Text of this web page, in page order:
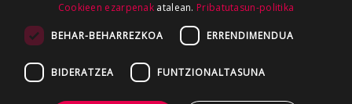
Cookieen ezarpenak atalean. Pribatutasun-politika
BEHAR-BEHARREZKOA ERRENDIMENDUA
BIDERATZEA FUNTZIONALTASUNA